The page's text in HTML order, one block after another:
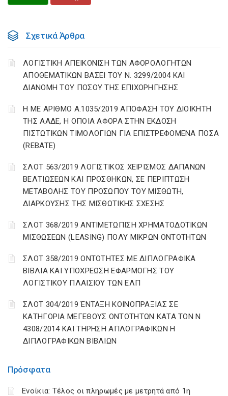
Πρόσφατα
Ενοίκια: Τέλος οι πληρωμές με μετρητά από 1η
Σχετικά Άρθρα
ΛΟΓΙΣΤΙΚΗ ΑΠΕΙΚΟΝΙΣΗ ΤΩΝ ΑΦΟΡΟΛΟΓΗΤΩΝ
ΑΠΟΘΕΜΑΤΙΚΩΝ ΒΑΣΕΙ ΤΟΥ N. 3299/2004 ΚΑΙ
ΔΙΑΝΟΜΗ ΤΟΥ ΠΟΣΟΥ ΤΗΣ ΕΠΙΧΟΡΗΓΗΣΗΣ
Η ΜΕ ΑΡΙΘΜΟ Α.1035/2019 ΑΠΟΦΑΣΗ ΤΟΥ ΔΙΟΙΚΗΤΗ
ΤΗΣ ΑΑΔΕ, Η ΟΠΟΙΑ ΑΦΟΡΑ ΣΤΗΝ ΕΚΔΟΣΗ
ΠΙΣΤΩΤΙΚΩΝ ΤΙΜΟΛΟΓΙΩΝ ΓΙΑ ΕΠΙΣΤΡΕΦΟΜΕΝΑ ΠΟΣΑ
(REBATE)
ΣΛΟΤ 563/2019 ΛΟΓΙΣΤΙΚΟΣ ΧΕΙΡΙΣΜΟΣ ΔΑΠΑΝΩΝ
ΒΕΛΤΙΩΣΕΩΝ ΚΑΙ ΠΡΟΣΘΗΚΩΝ, ΣΕ ΠΕΡΙΠΤΩΣΗ
ΜΕΤΑΒΟΛΗΣ ΤΟΥ ΠΡΟΣΩΠΟΥ ΤΟΥ ΜΙΣΘΩΤΗ,
ΔΙΑΡΚΟΥΣΗΣ ΤΗΣ ΜΙΣΘΩΤΙΚΗΣ ΣΧΕΣΗΣ
ΣΛΟΤ 368/2019 ΑΝΤΙΜΕΤΩΠΙΣΗ ΧΡΗΜΑΤΟΔΟΤΙΚΩΝ
ΜΙΣΘΩΣΕΩΝ (LEASING) ΠΟΛΥ ΜΙΚΡΩΝ ΟΝΤΟΤΗΤΩΝ
ΣΛΟΤ 358/2019 ΟΝΤΟΤΗΤΕΣ ΜΕ ΔΙΠΛΟΓΡΑΦΙΚΑ
ΒΙΒΛΙΑ ΚΑΙ ΥΠΟΧΡΕΩΣΗ ΕΦΑΡΜΟΓΗΣ ΤΟΥ
ΛΟΓΙΣΤΙΚΟΥ ΠΛΑΙΣΙΟΥ ΤΩΝ ΕΛΠ
ΣΛΟΤ 304/2019 ΈΝΤΑΞΗ ΚΟΙΝΟΠΡΑΞΙΑΣ ΣΕ
ΚΑΤΗΓΟΡΙΑ ΜΕΓΕΘΟΥΣ ΟΝΤΟΤΗΤΩΝ ΚΑΤΑ ΤΟΝ Ν
4308/2014 ΚΑΙ ΤΗΡΗΣΗ ΑΠΛΟΓΡΑΦΙΚΩΝ Η
ΔΙΠΛΟΓΡΑΦΙΚΩΝ ΒΙΒΛΙΩΝ